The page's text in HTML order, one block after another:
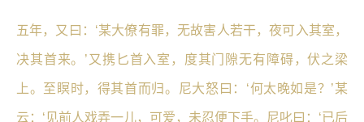
五年，又曰：‘某大僚有罪，无故害人若干，夜可入其室，
决其首来。’又携匕首入室，度其门隙无有障碍，伏之梁
上。至瞑时，得其首而归。尼大怒曰：‘何太晚如是？’某
云：‘见前人戏弄一儿，可爱，未忍便下手。尼叱曰：‘已后